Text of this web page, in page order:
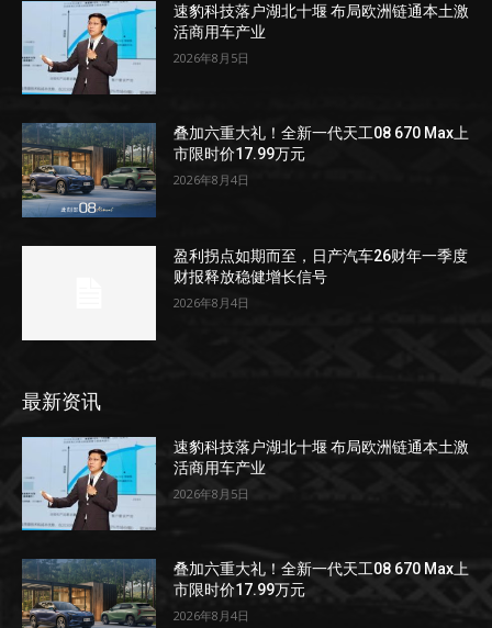
速豹科技落户湖北十堰 布局欧洲链通本土激
活商用车产业
2026年8月5日
叠加六重大礼！全新一代天工08 670 Max上
市限时价17.99万元
2026年8月4日
盈利拐点如期而至，日产汽车26财年一季度
财报释放稳健增长信号
2026年8月4日
最新资讯
速豹科技落户湖北十堰 布局欧洲链通本土激
活商用车产业
2026年8月5日
叠加六重大礼！全新一代天工08 670 Max上
市限时价17.99万元
2026年8月4日